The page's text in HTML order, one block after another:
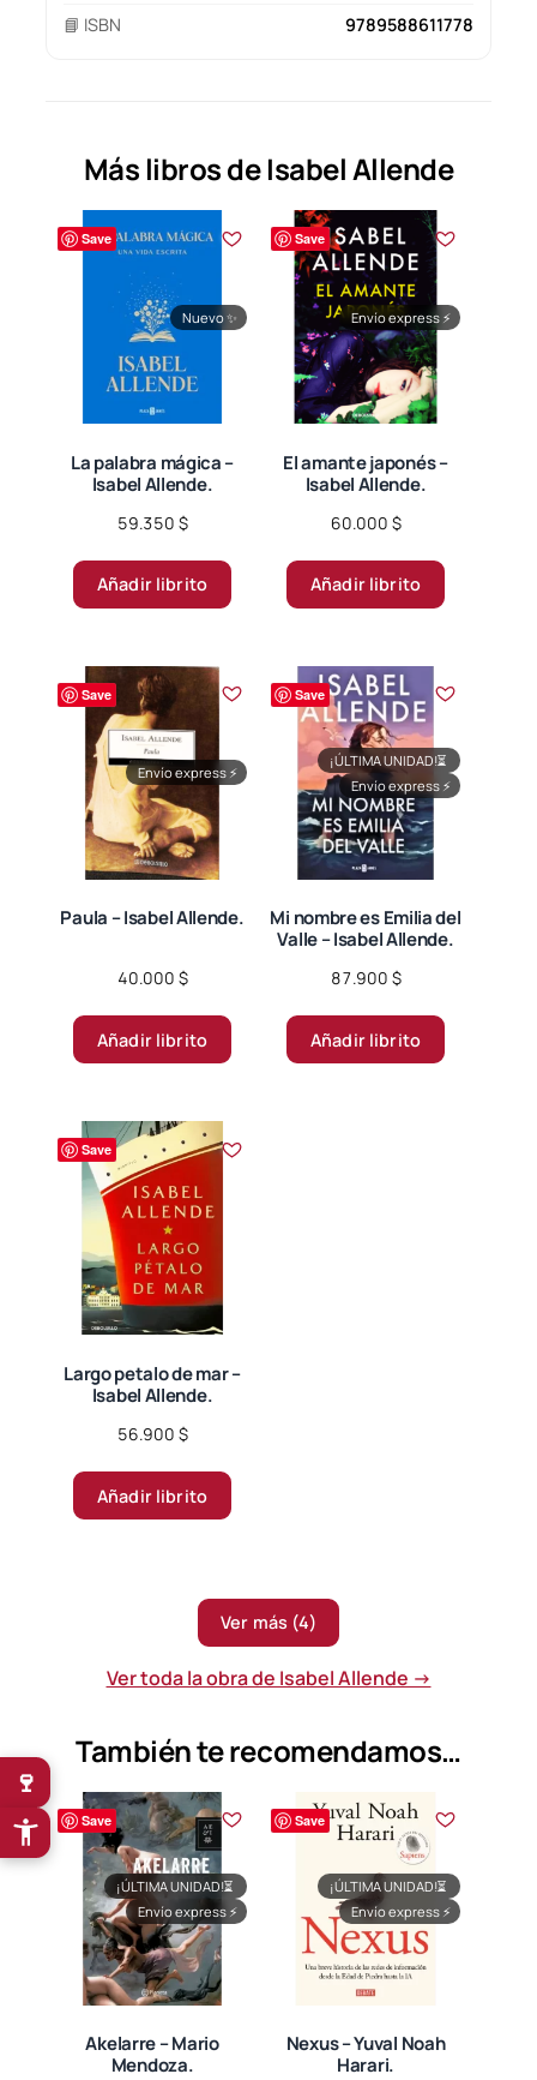
📘 ISBN 9789588611778
Más libros de Isabel Allende
Save
La palabra mágica –
Isabel Allende.
59.350 $
Nuevo✨
Añadir librito
Save
El amante japonés –
Isabel Allende.
60.000 $
Envío express ⚡
Añadir librito
Save
Paula – Isabel Allende.
40.000 $
Envío express ⚡
Añadir librito
Save
Mi nombre es Emilia del
Valle – Isabel Allende.
87.900 $
¡ÚLTIMA UNIDAD!⏳
Envío express ⚡
Añadir librito
Save
Largo petalo de mar –
Isabel Allende.
56.900 $
Añadir librito
Ver más (4)
Ver toda la obra de Isabel Allende →
También te recomendamos…
Save
Akelarre – Mario
Mendoza.
¡ÚLTIMA UNIDAD!⏳
Envío express ⚡
Save
Nexus – Yuval Noah
Harari.
¡ÚLTIMA UNIDAD!⏳
Envío express ⚡
🍷